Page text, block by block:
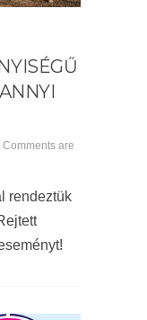
Comments are
rendeztük